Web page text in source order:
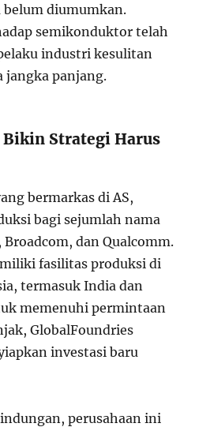
diumumkan.
semikonduktor telah
industri kesulitan
jangka panjang.
Strategi Harus
bermarkas di AS,
bagi sejumlah nama
Broadcom, dan Qualcomm.
fasilitas produksi di
termasuk India dan
memenuhi permintaan
GlobalFoundries
investasi baru
perusahaan ini